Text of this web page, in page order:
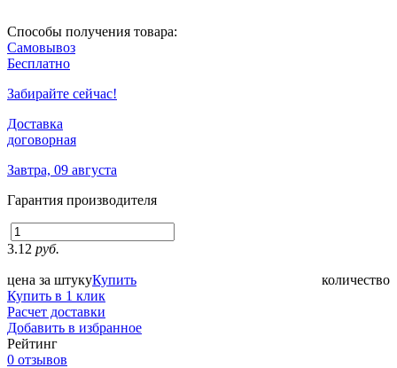
Способы получения товара:
Самовывоз
Бесплатно
Забирайте сейчас!
Доставка
договорная
Завтра, 09 августа
Гарантия производителя
3.12 руб.
цена за штуку количество
Купить
Купить в 1 клик
Расчет доставки
Добавить в избранное
Рейтинг
0 отзывов